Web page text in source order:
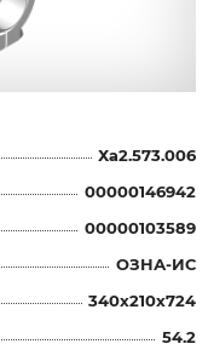
Ха2.573.006
00000146942
00000103589
ОЗНА-ИС
340x210x724
54.2